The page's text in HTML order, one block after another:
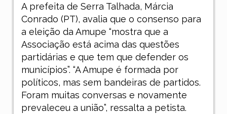
A prefeita de Serra Talhada, Márcia
Conrado (PT), avalia que o consenso para
a eleição da Amupe “mostra que a
Associação está acima das questões
partidárias e que tem que defender os
municípios”. “A Amupe é formada por
políticos, mas sem bandeiras de partidos.
Foram muitas conversas e novamente
prevaleceu a união”, ressalta a petista.